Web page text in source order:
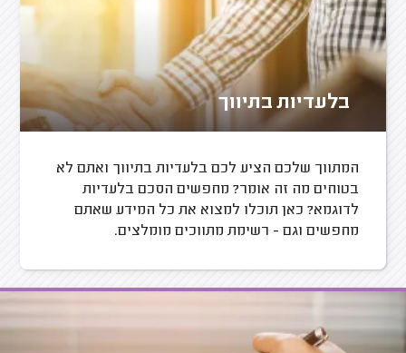
בלעדיות בתיווך
המתווך שלכם הציע לכם בלעדיות בתיווך ואתם לא
בטוחים מה זה אומר? מחפשים הסכם בלעדיות
לדוגמא? כאן תוכלו למצוא את כל המידע שאתם
מחפשים וגם - רשימת מתווכים מומלצים.